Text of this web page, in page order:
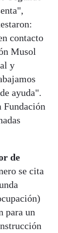
contacto
Musol
y
ayuda".
Fundación
de
se cita
para un